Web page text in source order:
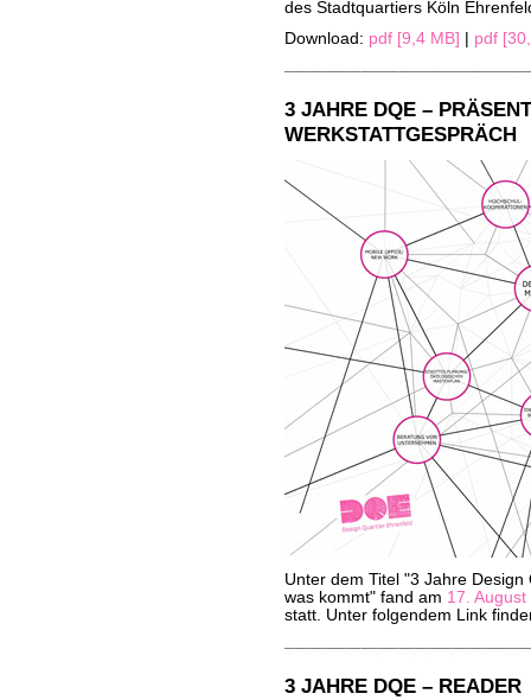
des Stadtquartiers Köln
Download: pdf [9,4 MB] pdf
3 JAHRE DQE –
WERKSTATTGESPRÄCH
Unter dem Titel "3 Jahre
was kommt" fand am 17. August
statt. Unter folgendem Link
3 JAHRE DQE – READER